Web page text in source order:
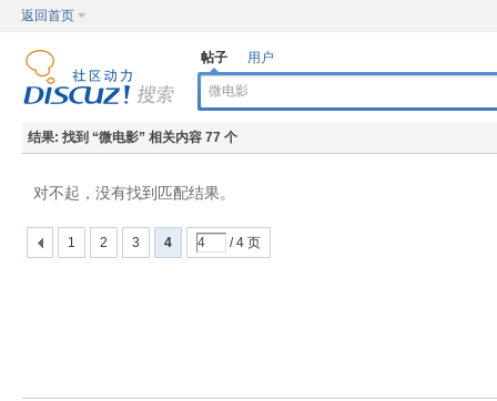
返回首页
帖子 用户
结果: 找到 “微电影” 相关内容 77 个
对不起，没有找到匹配结果。
1 2 3 4 / 4 页